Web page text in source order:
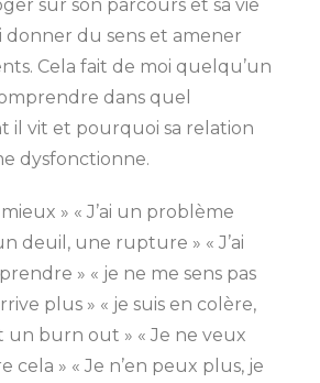
sur son parcours et sa vie
du sens et amener
Cela fait de moi quelqu’un
dans quel
il vit et pourquoi sa relation
dysfonctionne.
» « J’ai un problème
deuil, une rupture » « J’ai
» « je ne me sens pas
plus » « je suis en colère,
un burn out » « Je ne veux
cela » « Je n’en peux plus, je